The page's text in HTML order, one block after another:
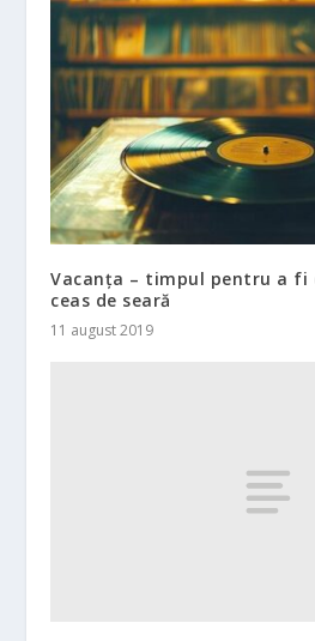
Vacanța – timpul pentru a fi
ceas de seară
11 august 2019